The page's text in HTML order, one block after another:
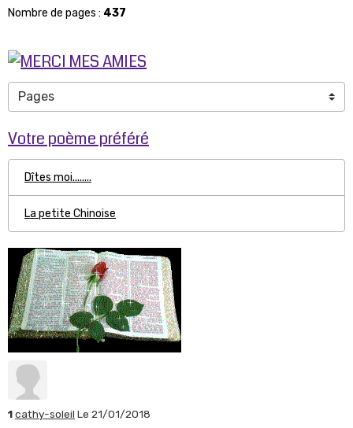
Nombre de pages : 437
Votre poème préféré
Dîtes moi........
La petite Chinoise
1cathy-soleil Le 21/01/2018